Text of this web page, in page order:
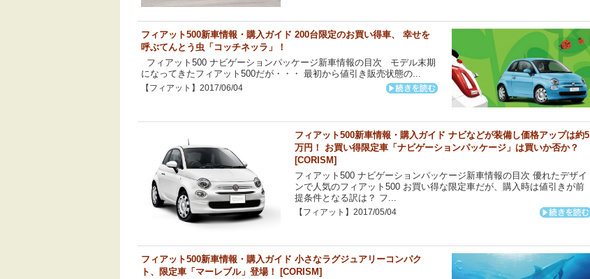
フィアット500新車情報・購入ガイド 200台限定のお買い得車、 幸せを
呼ぶてんとう虫「コッチネッラ」！
フィアット500 ナビゲーションパッケージ新車情報の目次 モデル末期
になってきたフィアット500だが・・・ 最初から値引き販売状態の...
【フィアット】2017/06/04
フィアット500新車情報・購入ガイド ナビなどが装備し価格アップは約5
万円！ お買い得限定車「ナビゲーションパッケージ」は買いか否か？
[CORISM]
フィアット500 ナビゲーションパッケージ新車情報の目次 優れたデザイ
ンで人気のフィアット500 お買い得な限定車だが、購入時は値引きが前
提条件となる訳は？ フ...
【フィアット】2017/05/04
フィアット500新車情報・購入ガイド 小さなラグジュアリーコンパク
ト、限定車「マーレブル」登場！ [CORISM]